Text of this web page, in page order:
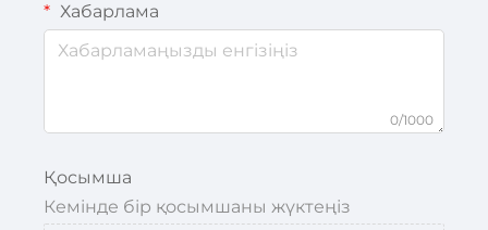
Хабарлама
0/1000
Қосымша
Кемінде бір қосымшаны жүктеңіз